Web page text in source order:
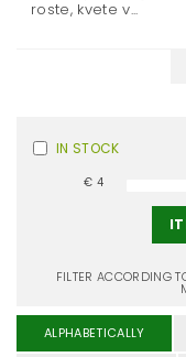
roste, kvete v...
IN STOCK
€4
FILTER ACCORDING
ALPHABETICALLY